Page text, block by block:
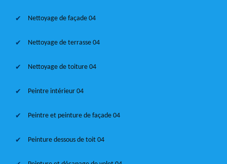
Nettoyage de façade 04
Nettoyage de terrasse 04
Nettoyage de toiture 04
Peintre intérieur 04
Peintre et peinture de façade 04
Peinture dessous de toit 04